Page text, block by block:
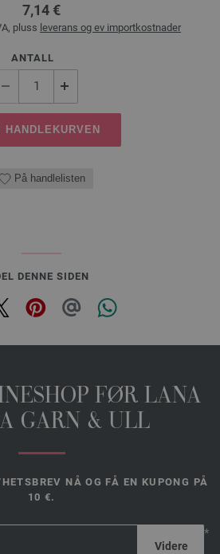
7,14 €
pluss leverans og ev importkostnader
ANTALL
HANDLEKURVEN
På handlelisten
DENNE SIDEN
FØR LANA
GARN & ULL
NÅ OG FÅ EN KUPONG PÅ
10 €.
*